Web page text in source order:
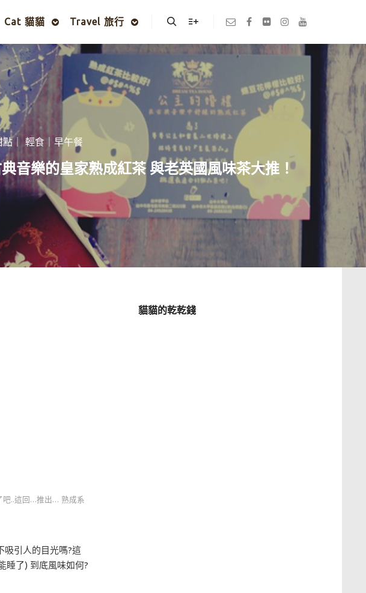
Cat 貓貓 Travel 旅行
｜ 輕食｜早午餐
音樂的皇家熟成紅茶 與老英國風味茶大推！
吧..這回…推出… 熟成系
吸引人的目光嗎?這
睡了) 到底風味如何?
貓貓的乾乾錢